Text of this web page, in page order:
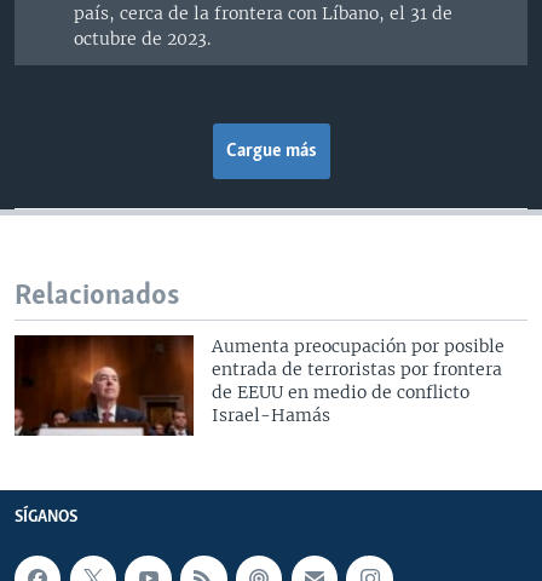
país, cerca de la frontera con Líbano, el 31 de
octubre de 2023.
Cargue más
Relacionados
Aumenta preocupación por posible
entrada de terroristas por frontera
de EEUU en medio de conflicto
Israel-Hamás
SÍGANOS